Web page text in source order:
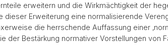
erweitern und die Wirkmächtigkeit der
dieser Erweiterung eine normalisierende
die herrschende Auffassung einer
der Bestärkung normativer Vorstellungen von